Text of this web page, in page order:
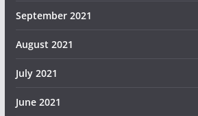
September 2021
August 2021
July 2021
June 2021